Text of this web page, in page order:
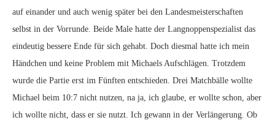
auf einander und auch wenig später bei den Landesmeisterschaften
selbst in der Vorrunde. Beide Male hatte der Langnoppenspezialist das
eindeutig bessere Ende für sich gehabt. Doch diesmal hatte ich mein
Händchen und keine Problem mit Michaels Aufschlägen. Trotzdem
wurde die Partie erst im Fünften entschieden. Drei Matchbälle wollte
Michael beim 10:7 nicht nutzen, na ja, ich glaube, er wollte schon, aber
ich wollte nicht, dass er sie nutzt. Ich gewann in der Verlängerung. Ob